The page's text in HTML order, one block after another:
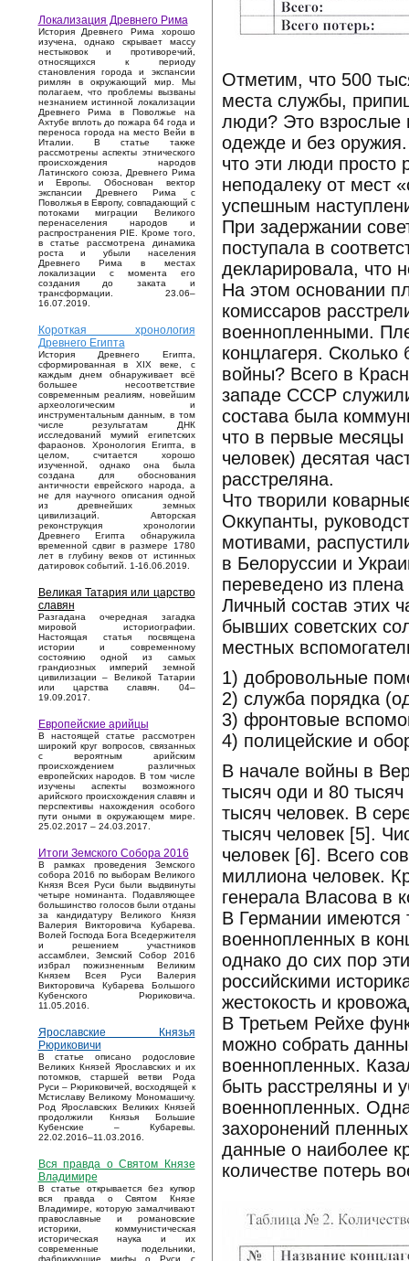
Локализация Древнего Рима
История Древнего Рима хорошо
изучена, однако скрывает массу
нестыковок и противоречий,
относящихся к периоду
становления города и экспансии
римлян в окружающий мир. Мы
полагаем, что проблемы вызваны
незнанием истинной локализации
Древнего Рима в Поволжье на
Ахтубе вплоть до пожара 64 года и
переноса города на место Вейи в
Италии. В статье также
рассмотрены аспекты этнического
происхождения народов
Латинского союза, Древнего Рима
и Европы. Обоснован вектор
экспансии Древнего Рима с
Поволжья в Европу, совпадающий с
потоками миграции Великого
перенаселения народов и
распространения PIE. Кроме того,
в статье рассмотрена динамика
роста и убыли населения
Древнего Рима в местах
локализации с момента его
создания до заката и
трансформации. 23.06–
16.07.2019.
Короткая хронология
Древнего Египта
История Древнего Египта,
сформированная в XIX веке, с
каждым днем обнаруживает всё
большее несоответствие
современным реалиям, новейшим
археологическим и
инструментальным данным, в том
числе результатам ДНК
исследований мумий египетских
фараонов. Хронология Египта, в
целом, считается хорошо
изученной, однако она была
создана для обоснования
античности еврейского народа, а
не для научного описания одной
из древнейших земных
цивилизаций. Авторская
реконструкция хронологии
Древнего Египта обнаружила
временной сдвиг в размере 1780
лет в глубину веков от истинных
датировок событий. 1-16.06.2019.
Великая Татария или царство
славян
Разгадана очередная загадка
мировой историографии.
Настоящая статья посвящена
истории и современному
состоянию одной из самых
грандиозных империй земной
цивилизации – Великой Татарии
или царства славян. 04–
19.09.2017.
Европейские арийцы
В настоящей статье рассмотрен
широкий круг вопросов, связанных
с вероятным арийским
происхождением различных
европейских народов. В том числе
изучены аспекты возможного
арийского происхождения славян и
перспективы нахождения особого
пути оными в окружающем мире.
25.02.2017 – 24.03.2017.
Итоги Земского Собора 2016
В рамках проведения Земского
собора 2016 по выборам Великого
Князя Всея Руси были выдвинуты
четыре номинанта. Подавляющее
большинство голосов были отданы
за кандидатуру Великого Князя
Валерия Викторовича Кубарева.
Волей Господа Бога Вседержителя
и решением участников
ассамблеи, Земский Собор 2016
избрал пожизненным Великим
Князем Всея Руси Валерия
Викторовича Кубарева Большого
Кубенского Рюриковича.
11.05.2016.
Ярославские Князья
Рюриковичи
В статье описано родословие
Великих Князей Ярославских и их
потомков, старшей ветви Рода
Руси – Рюриковичей, восходящей к
Мстиславу Великому Мономашичу.
Род Ярославских Великих Князей
продолжили Князья Большие
Кубенские – Кубаревы.
22.02.2016–11.03.2016.
Вся правда о Святом Князе
Владимире
В статье открывается без купюр
вся правда о Святом Князе
Владимире, которую замалчивают
православные и романовские
историки, коммунистическая
историческая наука и их
современные подельники,
фабрикующие мифы о Руси с
Отметим, что 500
места службы,
люди? Это взрослые
одежде и без
что эти люди просто
неподалеку от мест
успешным
При задержании
поступала в
декларировала, что
На этом основании
комиссаров
военнопленными.
концлагеря.
войны? Всего в
западе СССР
состава была
что в первые
человек) десятая
расстреляна.
Что творили
Оккупанты,
мотивами,
в Белоруссии и
переведено из
Личный состав этих
бывших советских
местных
1) добровольные
2) служба порядка
3) фронтовые
4) полицейские и
В начале войны в
тысяч оди и 80
тысяч человек. В
тысяч человек [5].
человек [6]. Всего
миллиона человек.
генерала Власова в
В Германии имеются
военнопленных в
однако до сих пор
российскими
жестокость и
В Третьем Рейхе
можно собрать
военнопленных.
быть расстреляны и
военнопленных.
захоронений
данные о наиболее
количестве потерь